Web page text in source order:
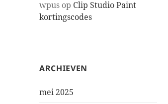
wpus op Clip Studio Paint
kortingscodes
ARCHIEVEN
mei 2025